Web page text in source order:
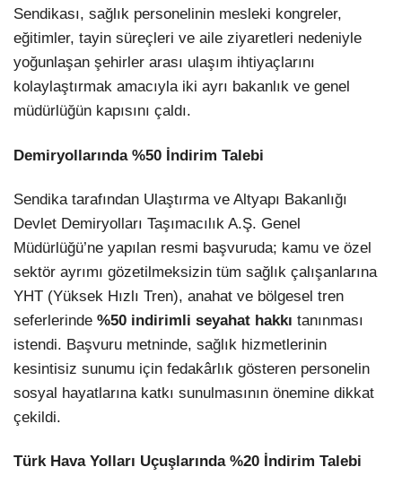
Sendikası, sağlık personelinin mesleki kongreler,
eğitimler, tayin süreçleri ve aile ziyaretleri nedeniyle
yoğunlaşan şehirler arası ulaşım ihtiyaçlarını
kolaylaştırmak amacıyla iki ayrı bakanlık ve genel
müdürlüğün kapısını çaldı.
Demiryollarında %50 İndirim Talebi
Sendika tarafından Ulaştırma ve Altyapı Bakanlığı
Devlet Demiryolları Taşımacılık A.Ş. Genel
Müdürlüğü’ne yapılan resmi başvuruda; kamu ve özel
sektör ayrımı gözetilmeksizin tüm sağlık çalışanlarına
YHT (Yüksek Hızlı Tren), anahat ve bölgesel tren
seferlerinde %50 indirimli seyahat hakkı tanınması
istendi. Başvuru metninde, sağlık hizmetlerinin
kesintisiz sunumu için fedakârlık gösteren personelin
sosyal hayatlarına katkı sunulmasının önemine dikkat
çekildi.
Türk Hava Yolları Uçuşlarında %20 İndirim Talebi